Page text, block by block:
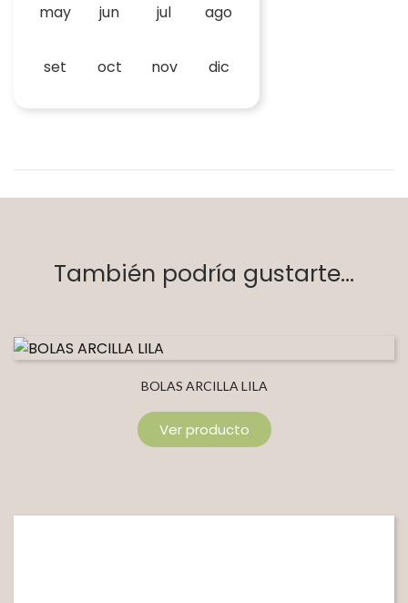
may jun jul ago
set oct nov dic
También podría gustarte...
BOLAS ARCILLA LILA
Ver producto